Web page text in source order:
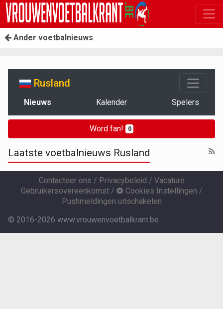
Ander voetbalnieuws
Rusland
Nieuws Kalender Spelers
Word fan! 0
Laatste voetbalnieuws Rusland
Contacteer ons / Privacybeleid / Vacature
Gebruikersovereenkomst/ Cookies Instellingen /
Pushmeldingen uitschakelen
© 2016-2026 www.vrouwenvoetbalkrant.be